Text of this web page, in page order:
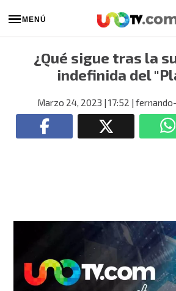
MENÚ
¿Qué sigue tras la
indefinida del
Marzo 24, 2023 | 17:52 |